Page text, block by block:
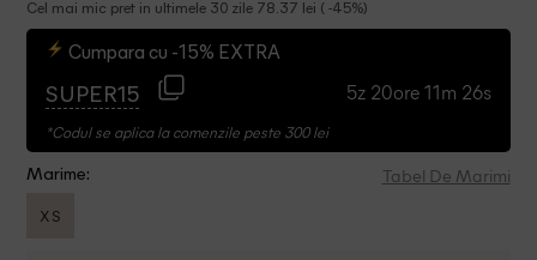
Cel mai mic pret in ultimele 30 zile 78.37 lei ( -45%)
Cumpara cu -15% EXTRA
SUPER15 5z 20ore 11m 26s
*Codul se aplica la comenzile peste 300 lei
Marime: Tabel De Marimi
XS